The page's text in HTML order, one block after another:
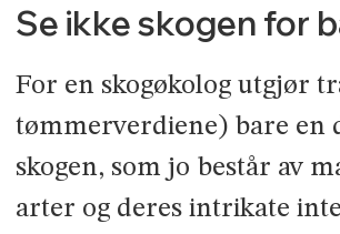
Se ikke skogen for
For en skogøkolog utgjør
tømmerverdiene) bare en
skogen, som jo består av
arter og deres intrikate